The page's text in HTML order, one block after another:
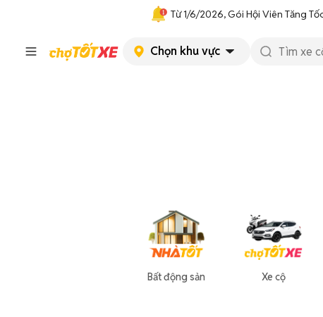
Từ 1/6/2026, Gói Hội Viên Tăng
Chọn khu vực
Bất động sản Xe cộ